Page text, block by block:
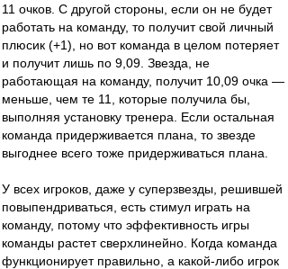
11 очков. С другой стороны, если он не будет
работать на команду, то получит свой личный
плюсик (+1), но вот команда в целом потеряет
и получит лишь по 9,09. Звезда, не
работающая на команду, получит 10,09 очка —
меньше, чем те 11, которые получила бы,
выполняя установку тренера. Если остальная
команда придерживается плана, то звезде
выгоднее всего тоже придерживаться плана.
У всех игроков, даже у суперзвезды, решившей
повыпендриваться, есть стимул играть на
команду, потому что эффективность игры
команды растет сверхлинейно. Когда команда
функционирует правильно, а какой-либо игрок